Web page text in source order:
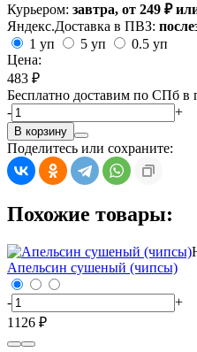
Курьером: завтра, от 249 ₽
Яндекс.Доставка в ПВЗ:
1 уп
5 уп
0.5 уп
Цена:
483 ₽
Бесплатно доставим по СПб
-
+
В корзину
Поделитесь или сохраните:
Похожие товары:
Апельсин сушеный (чипсы)
-
+
1126 ₽